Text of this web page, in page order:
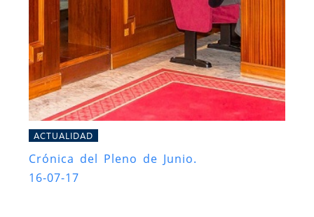
ACTUALIDAD
Crónica del Pleno de Junio.
16-07-17